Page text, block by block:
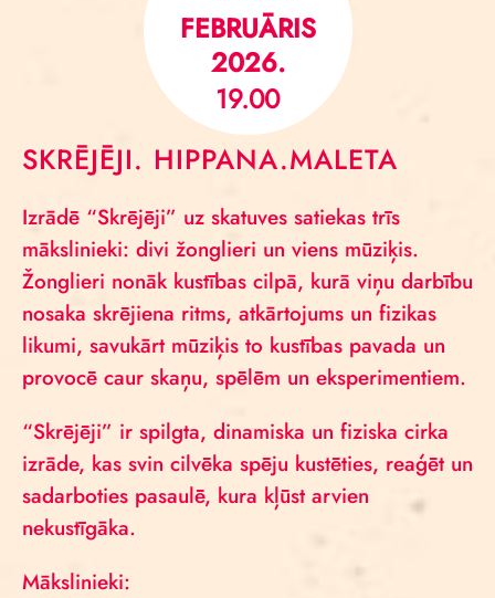
FEBRUĀRIS
2026.
19.00
SKRĒJĒJI. HIPPANA.MALETA
Izrādē “Skrējēji” uz skatuves satiekas trīs
mākslinieki: divi žonglieri un viens mūziķis.
Žonglieri nonāk kustības cilpā, kurā viņu darbību
nosaka skrējiena ritms, atkārtojums un fizikas
likumi, savukārt mūziķis to kustības pavada un
provocē caur skaņu, spēlēm un eksperimentiem.
“Skrējēji” ir spilgta, dinamiska un fiziska cirka
izrāde, kas svin cilvēka spēju kustēties, reaģēt un
sadarboties pasaulē, kura kļūst arvien
nekustīgāka.
Mākslinieki: